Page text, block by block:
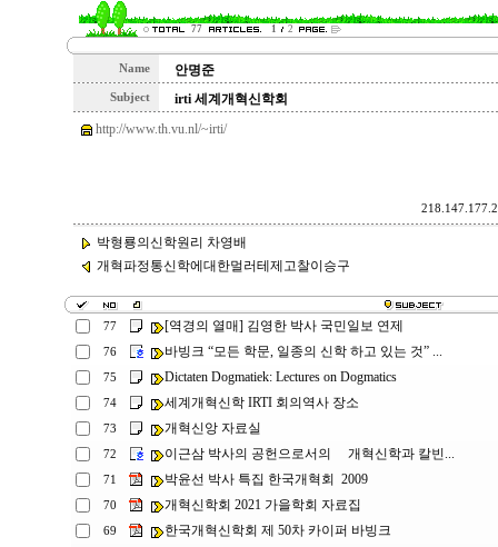
77 1 2
Name 안명준
Subject
irti 세계개혁신학회
http://www.th.vu.nl/~irti/
박형룡의신학원리 차영배
개혁파정통신학에대한멀러테제고찰이승구
77 [역경의 열매] 김영한 박사 국민일보 연제
76 바빙크 “모든 학문, 일종의 신학 하고 있는 것” ...
75 Dictaten Dogmatiek: Lectures on Dogmatics
74 세계개혁신학 IRTI 회의역사 장소
73 개혁신앙 자료실
72 이근삼 박사의 공헌으로서의 개혁신학과 칼빈...
71 박윤선 박사 특집 한국개혁회 2009
70 개혁신학회 2021 가을학회 자료집
69 한국개혁신학회 제 50차 카이퍼 바빙크